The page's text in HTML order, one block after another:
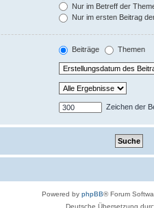
Nur im Betreff der
Nur im ersten Beitrag
Beiträge Themen
Zeichen der
Powered by phpBB® Forum
Deutsche Übersetzung